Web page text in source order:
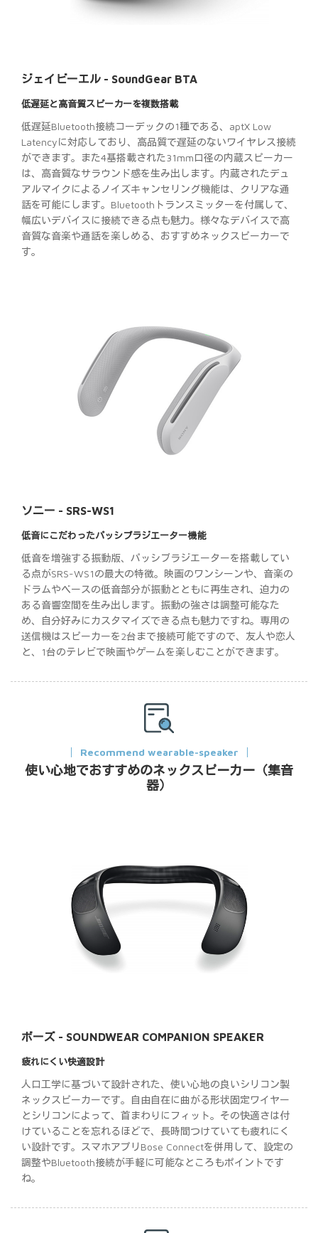
ジェイビーエル - SoundGear BTA
低遅延と高音質スピーカーを複数搭載
低遅延Bluetooth接続コーデックの1種である、aptX Low
Latencyに対応しており、高品質で遅延のないワイヤレス接続
ができます。また4基搭載された31mm口径の内蔵スピーカー
は、高音質なサラウンド感を生み出します。内蔵されたデュ
アルマイクによるノイズキャンセリング機能は、クリアな通
話を可能にします。Bluetoothトランスミッターを付属して、
幅広いデバイスに接続できる点も魅力。様々なデバイスで高
音質な音楽や通話を楽しめる、おすすめネックスピーカーで
す。
ソニー - SRS-WS1
低音にこだわったパッシブラジエーター機能
低音を増強する振動版、パッシブラジエーターを搭載してい
る点がSRS-WS1の最大の特徴。映画のワンシーンや、音楽の
ドラムやベースの低音部分が振動とともに再生され、迫力の
ある音響空間を生み出します。振動の強さは調整可能なた
め、自分好みにカスタマイズできる点も魅力ですね。専用の
送信機はスピーカーを2台まで接続可能ですので、友人や恋人
と、1台のテレビで映画やゲームを楽しむことができます。
Recommend wearable-speaker
使い心地でおすすめのネックスピーカー（集音
器）
ボーズ - SOUNDWEAR COMPANION SPEAKER
疲れにくい快適設計
人口工学に基づいて設計された、使い心地の良いシリコン製
ネックスピーカーです。自由自在に曲がる形状固定ワイヤー
とシリコンによって、首まわりにフィット。その快適さは付
けていることを忘れるほどで、長時間つけていても疲れにく
い設計です。スマホアプリBose Connectを併用して、設定の
調整やBluetooth接続が手軽に可能なところもポイントです
ね。